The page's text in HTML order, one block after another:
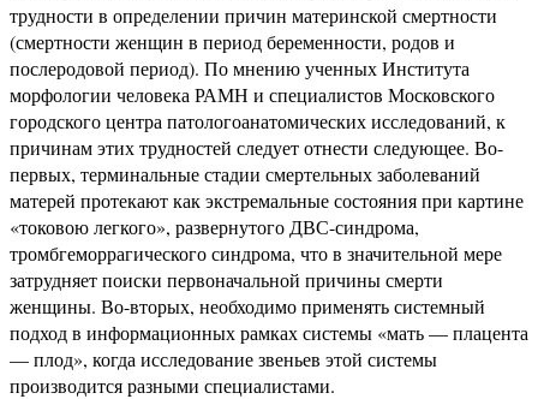
трудности в определении причин материнской смертности
(смертности женщин в период беременности, родов и
послеродовой период). По мнению ученных Института
морфологии человека РАМН и специалистов Московского
городского центра патологоанатомических исследований, к
причинам этих трудностей следует отнести следующее. Во-
первых, терминальные стадии смертельных заболеваний
матерей протекают как экстремальные состояния при картине
«токовою легкого», развернутого ДВС-синдрома,
тромбгеморрагического синдрома, что в значительной мере
затрудняет поиски первоначальной причины смерти
женщины. Во-вторых, необходимо применять системный
подход в информационных рамках системы «мать — плацента
— плод», когда исследование звеньев этой системы
производится разными специалистами.